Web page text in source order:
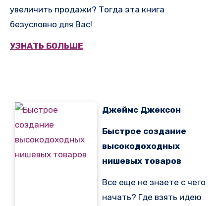
увеличить продажи? Тогда эта книга
безусловно для Вас!
УЗНАТЬ БОЛЬШЕ
Джеймс Джексон
Быстрое создание
высокодоходных
нишевых товаров
Все еще не знаете с чего
начать? Где взять идею